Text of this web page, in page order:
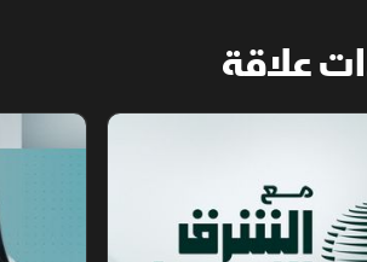
علاقة
الخبر الآخر